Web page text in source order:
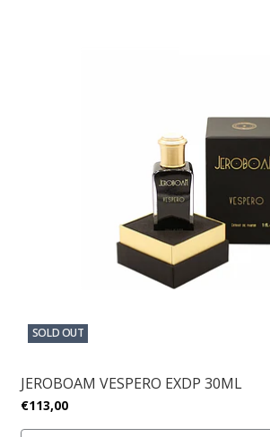
SOLD OUT
JEROBOAM VESPERO EXDP 30ML
€113,00